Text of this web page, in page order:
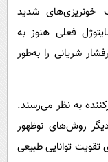
خونریزی‌های شدید
فعلی هنوز به
شریانی را به‌طور
به نظر می‌رسند.
روش‌های نوظهور
توانایی طبیعی